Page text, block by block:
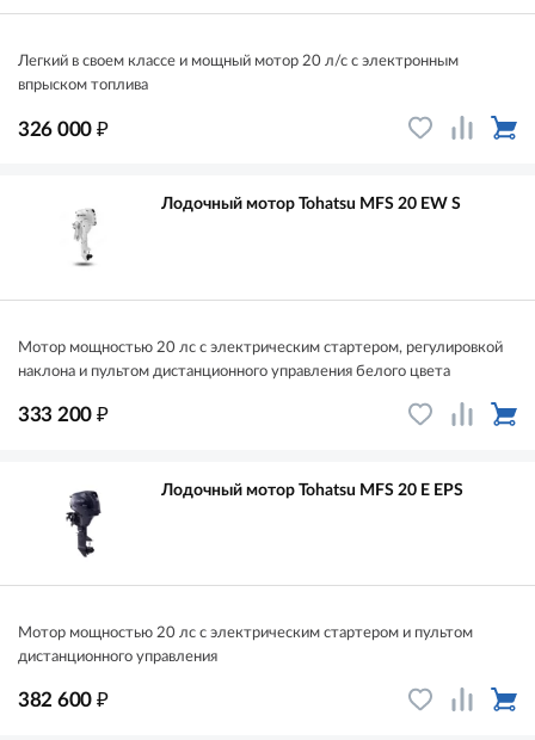
Легкий в своем классе и мощный мотор 20 л/с с электронным
впрыском топлива
326 000 ₽
Лодочный мотор Tohatsu MFS 20 EW S
Мотор мощностью 20 лс с электрическим стартером, регулировкой
наклона и пультом дистанционного управления белого цвета
333 200 ₽
Лодочный мотор Tohatsu MFS 20 E EPS
Мотор мощностью 20 лс с электрическим стартером и пультом
дистанционного управления
382 600 ₽